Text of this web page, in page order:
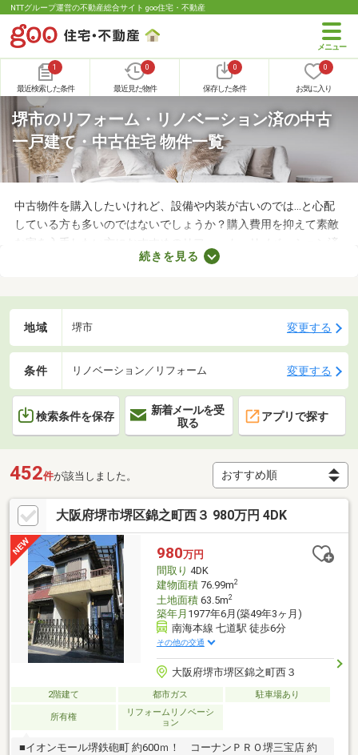
NTTグループ運営の不動産総合サイト goo住宅・不動産
1
最近検索した条件
0
最近見た物件
0
保存した条件
0
お気に入り
堺市のリフォーム・リノベーション済の中古
一戸建て・中古住宅 物件一覧
中古物件を購入したいけれど、設備や内装が古いのでは…と心配
している方も多いのではないでしょうか？購入費用を抑えて素敵
な家を入手したい方におすすめのリフォーム・リノベーション済
みの中古一軒家を紹介します。築年数が古くても新しい設備が整
快適に暮らせますよ。
続きを見る
地域 堺市 変更する
条件 リノベーション／リフォーム 変更する
検索条件を保存
新着メールを受
取る
アプリで探す
452件が該当しました。
大阪府堺市堺区錦之町西３ 980万円 4DK
980万円
間取り 4DK
建物面積76.99m2
土地面積63.5m2
築年月 1977年6月(築49年3ヶ月)
南海本線 七道駅 徒歩6分
その他の交通
大阪府堺市堺区錦之町西３
2階建て 都市ガス 駐車場あり
所有権
リフォームリノベーシ
ョン
■イオンモール堺鉄砲町 約600ｍ！ コーナンＰＲＯ堺三宝店 約